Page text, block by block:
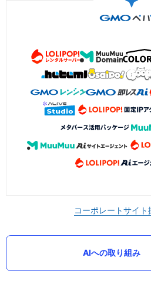
コーポレートサイト
AIへの取り組み